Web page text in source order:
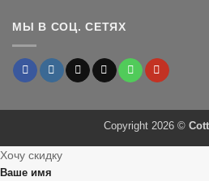
МЫ В СОЦ. СЕТЯХ
Copyright 2026 ©
Хочу скидку
Ваше имя